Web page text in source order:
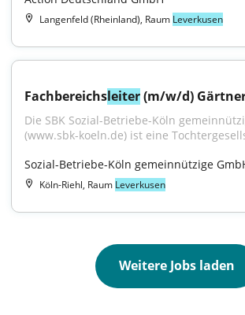
Langenfeld (Rheinland), Raum Leverkusen
Fachbereichsleiter (m/w/d)
Die SBK Sozial-Betriebe-Köln
(www.sbk-koeln.de) ist eine
Sozial-Betriebe-Köln gemeinnützige
Köln-Riehl, Raum Leverkusen
Weitere Jobs laden